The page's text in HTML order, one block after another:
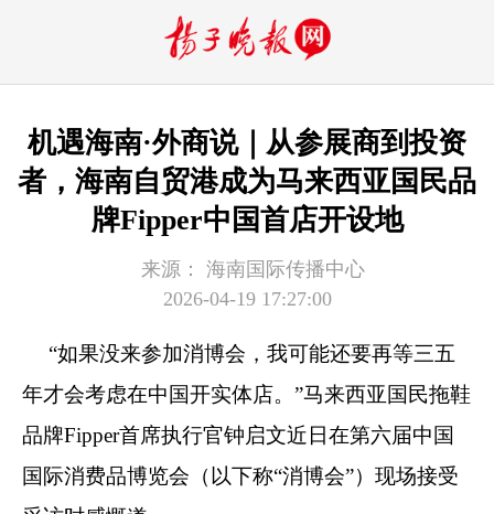
机遇海南·外商说｜从参展商到投资
者，海南自贸港成为马来西亚国民品
牌Fipper中国首店开设地
来源：
海南国际传播中心
2026-04-19 17:27:00
“如果没来参加消博会，我可能还要再等三五
年才会考虑在中国开实体店。”马来西亚国民拖鞋
品牌Fipper首席执行官钟启文近日在第六届中国
国际消费品博览会（以下称“消博会”）现场接受